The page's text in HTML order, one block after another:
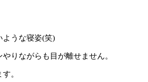
ような寝姿(笑)
りながらも目が離せません。
。